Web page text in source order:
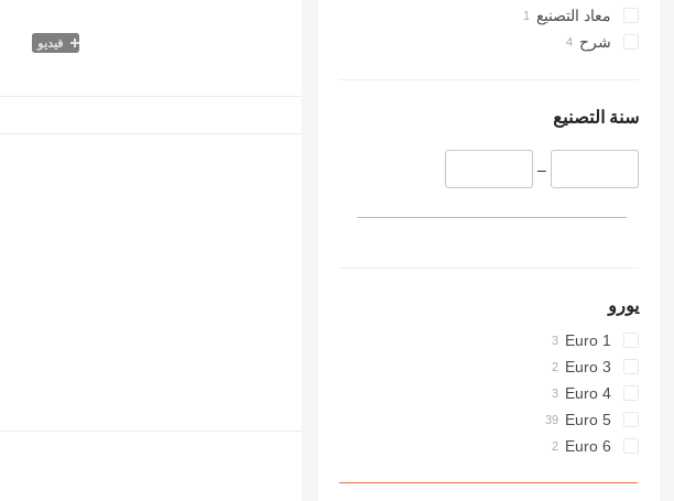
معاد التصنيع
شرح
سنة التصنيع
–
يورو
Euro 1
Euro 3
Euro 4
Euro 5
Euro 6
فيديو